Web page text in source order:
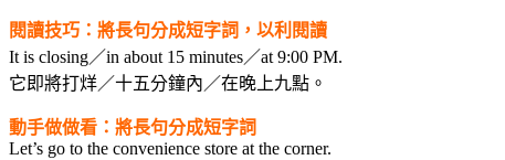
閱讀技巧：將長句分成短字詞，以利閱讀
It is closing／in about 15 minutes／at 9:00 PM.
它即將打烊／十五分鐘內／在晚上九點。
動手做做看：將長句分成短字詞
Let’s go to the convenience store at the corner.